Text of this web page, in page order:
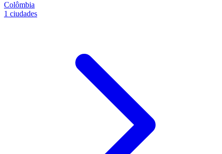
Colômbia
1 ciudades